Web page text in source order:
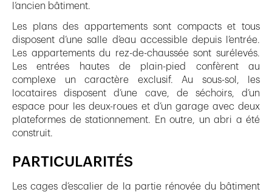
l’ancien bâtiment.
Les plans des appartements sont compacts et tous
disposent d’une salle d’eau accessible depuis l’entrée.
Les appartements du rez-de-chaussée sont surélevés.
Les entrées hautes de plain-pied confèrent au
complexe un caractère exclusif. Au sous-sol, les
locataires disposent d’une cave, de séchoirs, d’un
espace pour les deux-roues et d’un garage avec deux
plateformes de stationnement. En outre, un abri a été
construit.
PARTICULARITÉS
Les cages d’escalier de la partie rénovée du bâtiment